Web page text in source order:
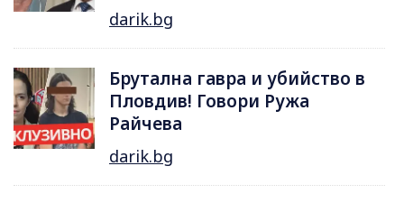
darik.bg
Брутална гавра и убийство в
Пловдив! Говори Ружа
Райчева
darik.bg